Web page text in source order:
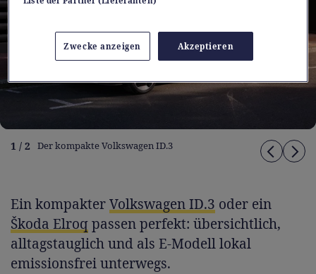
1 / 2 Der kompakte Volkswagen ID.3
Ein kompakterVolkswagen ID.3 oder ein
Škoda Elroqpassen perfekt: übersichtlich,
alltagstauglich und als E-Modell lokal
emissionsfrei unterwegs.
Zwecke anzeigen Akzeptieren